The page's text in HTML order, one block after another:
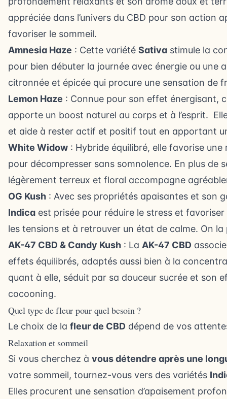
appréciée dans l’univers du CBD pour son action
favoriser le sommeil.
Amnesia Haze : Cette variété Sativa stimule la
pour bien débuter la journée avec énergie ou une
citronnée et épicée qui procure une sensation de
Lemon Haze : Connue pour son effet énergisant,
apporte un boost naturel au corps et à l’esprit.
et aide à rester actif et positif tout en apportant
White Widow : Hybride équilibré, elle favorise
pour décompresser sans somnolence. En plus de
légèrement terreux et floral accompagne
OG Kush : Avec ses propriétés apaisantes et son
Indica est prisée pour réduire le stress et
les tensions et à retrouver un état de calme. On
AK-47 CBD & Candy Kush : La AK-47 CBD
effets équilibrés, adaptés aussi bien à la
quant à elle, séduit par sa douceur sucrée et
cocooning.
Quel type de fleur pour quel besoin ?
Le choix de la fleur de CBD dépend de vos
Relaxation et sommeil
Si vous cherchez à vous détendre après une
votre sommeil, tournez-vous vers des variétés
Elles procurent une sensation d’apaisement